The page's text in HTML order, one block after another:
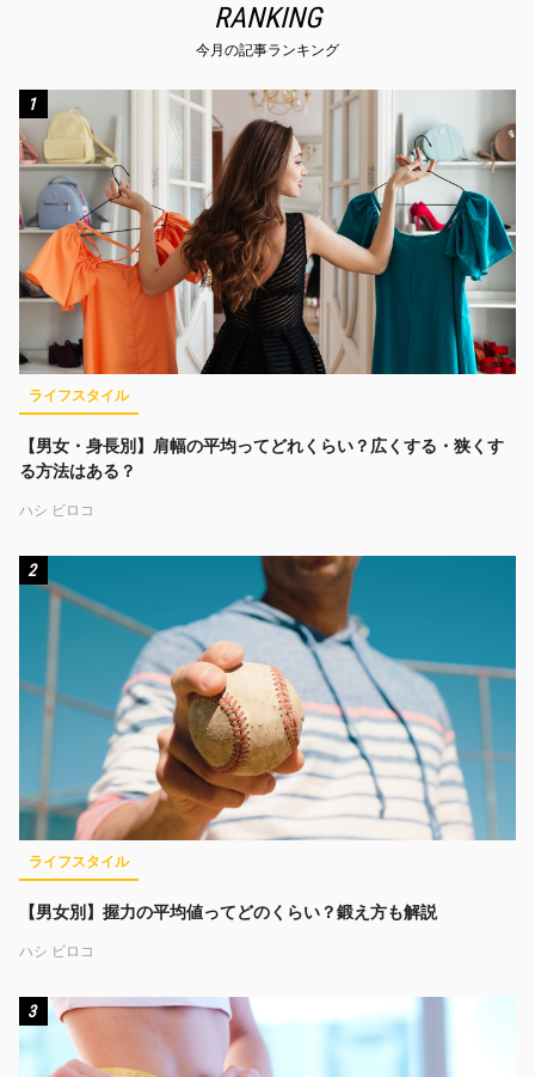
RANKING
今月の記事ランキング
1
ライフスタイル
【男女・身長別】肩幅の平均ってどれくらい？広くする・狭くす
る方法はある？
ハシ ビロコ
2
ライフスタイル
【男女別】握力の平均値ってどのくらい？鍛え方も解説
ハシ ビロコ
3